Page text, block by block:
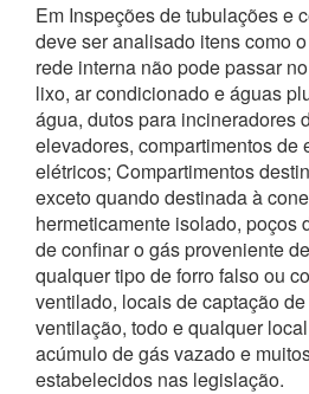
Em Inspeções de tubulações e
deve ser analisado itens como
rede interna não pode passar
lixo, ar condicionado e águas
água, dutos para incineradores
elevadores, compartimentos de
elétricos; Compartimentos
exceto quando destinada à
hermeticamente isolado, poços
de confinar o gás proveniente
qualquer tipo de forro falso ou
ventilado, locais de captação
ventilação, todo e qualquer
acúmulo de gás vazado e
estabelecidos nas legislação.